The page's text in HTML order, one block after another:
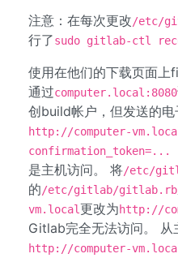
注意：在每次更改/etc/
行了sudo gitlab-ctl
使用在他们的下载页面上
通过computer.local:8080
创build帐户，但发送的
http://computer-
confirmation_token=...
是主机访问。 将/etc/
的/etc/gitlab/gitlab.rb
vm.local更改为http://
Gitlab完全无法访问。 从
http://computer-